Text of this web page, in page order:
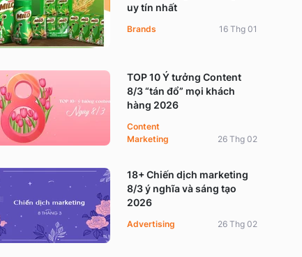
uy tín nhất
Brands 16 Thg 01
TOP 10 Ý tưởng Content
8/3 “tán đổ” mọi khách
hàng 2026
Content
Marketing
26 Thg 02
18+ Chiến dịch marketing
8/3 ý nghĩa và sáng tạo
2026
Advertising 26 Thg 02